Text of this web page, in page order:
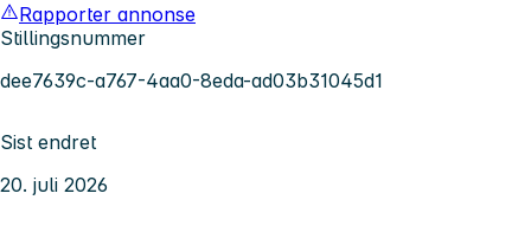
Rapporter annonse
Stillingsnummer
dee7639c-a767-4aa0-8eda-ad03b31045d1
Sist endret
20. juli 2026